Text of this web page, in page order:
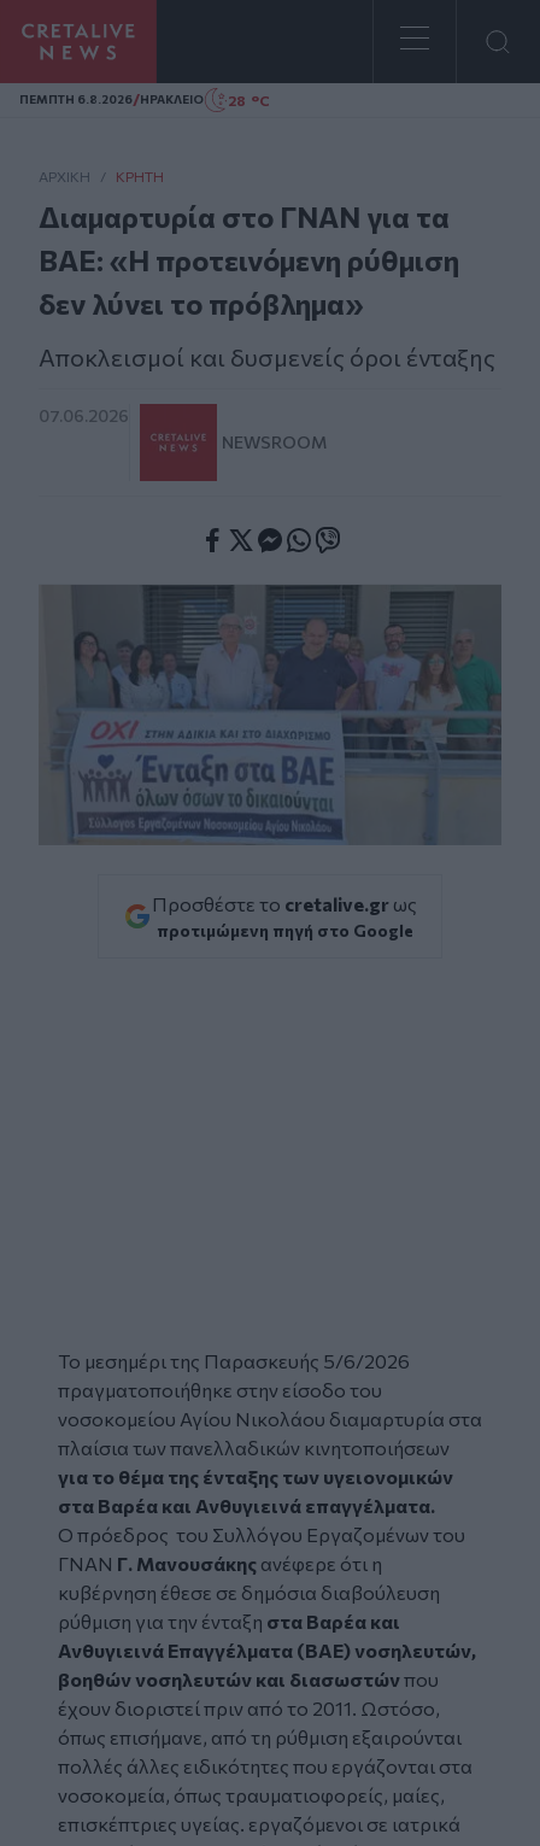
Homepage
ΠΕΜΠΤΗ 6.8.2026/ΗΡΑΚΛΕΙΟ 28 °C
ΑΡΧΙΚΗ / ΚΡΉΤΗ
Διαμαρτυρία στο ΓΝΑΝ για τα
ΒΑΕ: «Η προτεινόμενη ρύθμιση
δεν λύνει το πρόβλημα»
Αποκλεισμοί και δυσμενείς όροι ένταξης
07.06.2026
NEWSROOM
Προσθέστε το cretalive.gr ως
προτιμώμενη πηγή στο Google
Το μεσημέρι της Παρασκευής 5/6/2026
πραγματοποιήθηκε στην είσοδο του
νοσοκομείου Αγίου Νικολάου διαμαρτυρία στα
πλαίσια των πανελλαδικών κινητοποιήσεων
για το θέμα της ένταξης των υγειονομικών
στα Βαρέα και Ανθυγιεινά επαγγέλματα.
Ο πρόεδρος του Συλλόγου Εργαζομένων του
ΓΝΑΝ Γ. Μανουσάκης ανέφερε ότι η
κυβέρνηση έθεσε σε δημόσια διαβούλευση
ρύθμιση για την ένταξη στα Βαρέα και
Ανθυγιεινά Επαγγέλματα (ΒΑΕ) νοσηλευτών,
βοηθών νοσηλευτών και διασωστώνπου
έχουν διοριστεί πριν από το 2011. Ωστόσο,
όπως επισήμανε, από τη ρύθμιση εξαιρούνται
πολλές άλλες ειδικότητες που εργάζονται στα
νοσοκομεία, όπως τραυματιοφορείς, μαίες,
επισκέπτριες υγείας. εργαζόμενοι σε ιατρικά